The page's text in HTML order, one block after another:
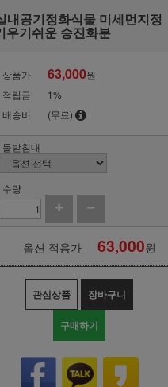
내공기정화식물 미세먼지정
우기쉬운 승진화분
상품가 63,000원
적립금
1%
배송비
(무료)
물받침대
수량
옵션 적용가 63,000원
관심상품 장바구니
구매하기